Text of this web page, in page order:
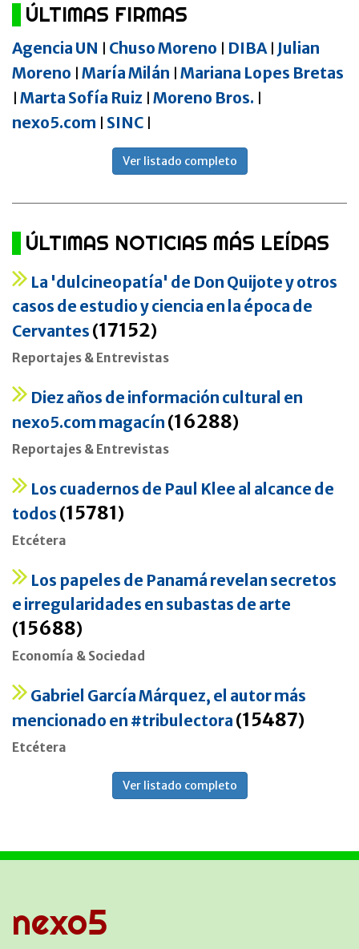
ÚLTIMAS FIRMAS
Agencia UN Chuso Moreno DIBA Julian
Moreno María Milán Mariana Lopes Bretas
Marta Sofía Ruiz Moreno Bros.
nexo5.com SINC
Ver listado completo
ÚLTIMAS NOTICIAS MÁS LEÍDAS
La 'dulcineopatía' de Don Quijote y otros
casos de estudio y ciencia en la época de
Cervantes (17152)
Reportajes & Entrevistas
Diez años de información cultural en
nexo5.com magacín (16288)
Reportajes & Entrevistas
Los cuadernos de Paul Klee al alcance de
todos (15781)
Etcétera
Los papeles de Panamá revelan secretos
e irregularidades en subastas de arte
(15688)
Economía & Sociedad
Gabriel García Márquez, el autor más
mencionado en #tribulectora (15487)
Etcétera
Ver listado completo
nexo5